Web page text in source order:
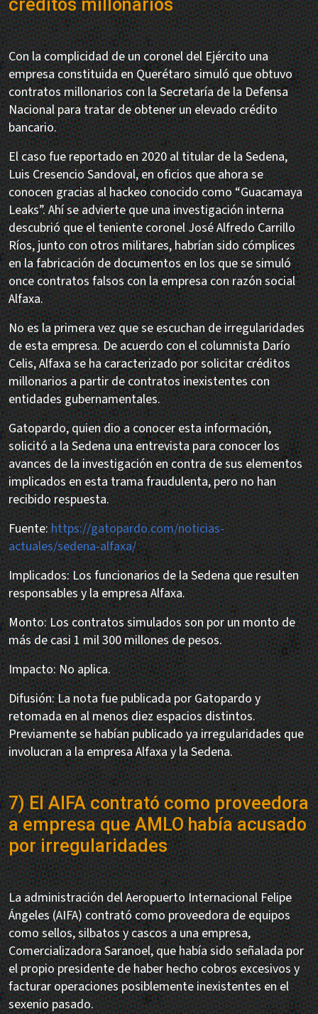
créditos millonarios
Con la complicidad de un coronel del Ejército una
empresa constituida en Querétaro simuló que obtuvo
contratos millonarios con la Secretaría de la Defensa
Nacional para tratar de obtener un elevado crédito
bancario.
El caso fue reportado en 2020 al titular de la Sedena,
Luis Cresencio Sandoval, en oficios que ahora se
conocen gracias al hackeo conocido como “Guacamaya
Leaks”. Ahí se advierte que una investigación interna
descubrió que el teniente coronel José Alfredo Carrillo
Ríos, junto con otros militares, habrían sido cómplices
en la fabricación de documentos en los que se simuló
once contratos falsos con la empresa con razón social
Alfaxa.
No es la primera vez que se escuchan de irregularidades
de esta empresa. De acuerdo con el columnista Darío
Celis, Alfaxa se ha caracterizado por solicitar créditos
millonarios a partir de contratos inexistentes con
entidades gubernamentales.
Gatopardo, quien dio a conocer esta información,
solicitó a la Sedena una entrevista para conocer los
avances de la investigación en contra de sus elementos
implicados en esta trama fraudulenta, pero no han
recibido respuesta.
Fuente:https://gatopardo.com/noticias-
actuales/sedena-alfaxa/
Implicados: Los funcionarios de la Sedena que resulten
responsables y la empresa Alfaxa.
Monto: Los contratos simulados son por un monto de
más de casi 1 mil 300 millones de pesos.
Impacto: No aplica.
Difusión: La nota fue publicada por Gatopardo y
retomada en al menos diez espacios distintos.
Previamente se habían publicado ya irregularidades que
involucran a la empresa Alfaxa y la Sedena.
7) El AIFA contrató como proveedora
a empresa que AMLO había acusado
por irregularidades
La administración del Aeropuerto Internacional Felipe
Ángeles (AIFA) contrató como proveedora de equipos
como sellos, silbatos y cascos a una empresa,
Comercializadora Saranoel, que había sido señalada por
el propio presidente de haber hecho cobros excesivos y
facturar operaciones posiblemente inexistentes en el
sexenio pasado.